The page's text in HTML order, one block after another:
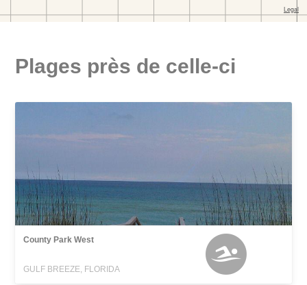
Plages près de celle-ci
County Park West
GULF BREEZE, FLORIDA